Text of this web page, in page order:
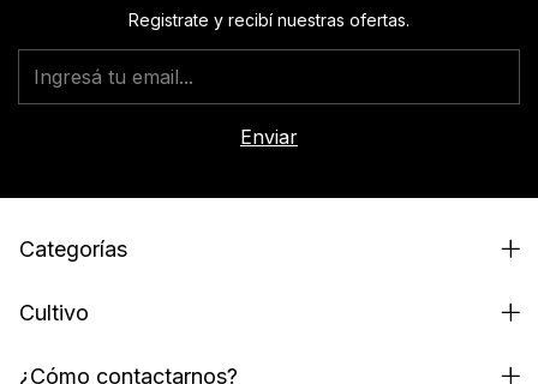
Registrate y recibí nuestras ofertas.
Categorías
Cultivo
¿Cómo contactarnos?